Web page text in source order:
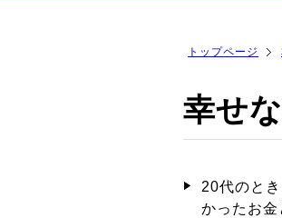
トップページ
幸せ
20代のと
かったお